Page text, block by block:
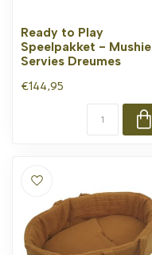
Ready to Play
Speelpakket - Mushie
Servies Dreumes
€144,95